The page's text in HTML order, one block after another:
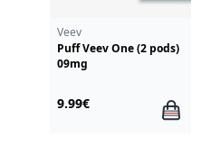
Veev
Puff Veev One (2 pods)
09mg
9.99€